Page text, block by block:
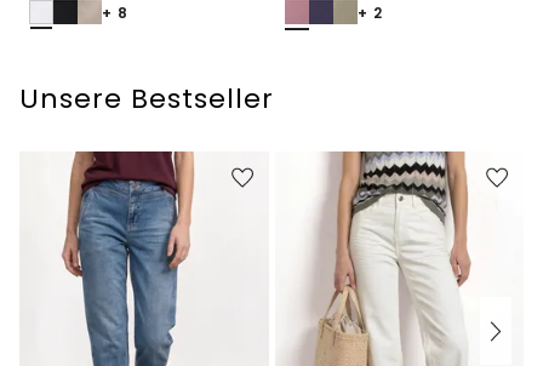
+ 8 + 2
Unsere Bestseller